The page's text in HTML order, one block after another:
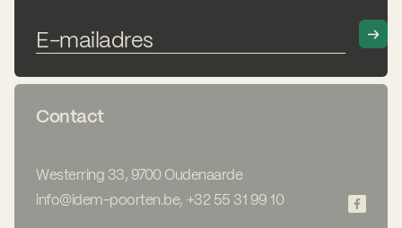
Contact
Westerring 33, 9700 Oudenaarde
info@idem-poorten.be, +32 55 31 99 10